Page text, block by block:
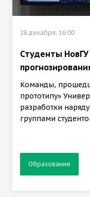
28 декабря, 16:00
Студенты
Команды,
прототипу»
разработки
группами
Образование